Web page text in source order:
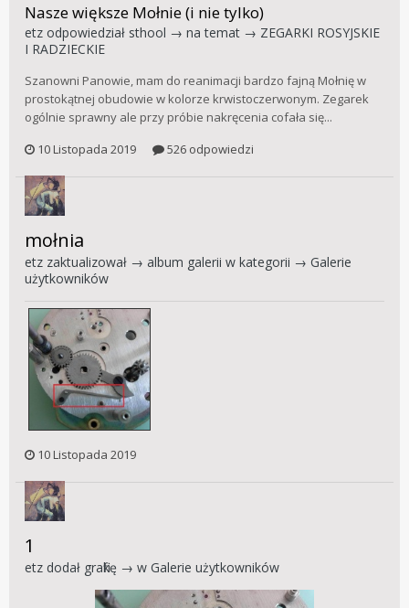
Nasze większe Mołnie (i nie tylko)
etz odpowiedział sthool → na temat → ZEGARKI ROSYJSKIE
I RADZIECKIE
Szanowni Panowie, mam do reanimacji bardzo fajną Mołnię w
prostokątnej obudowie w kolorze krwistoczerwonym. Zegarek
ogólnie sprawny ale przy próbie nakręcenia cofała się...
10 Listopada 2019
526 odpowiedzi
mołnia
etz zaktualizował → album galerii w kategorii → Galerie
użytkowników
10 Listopada 2019
1
etz dodał grafikę → w Galerie użytkowników